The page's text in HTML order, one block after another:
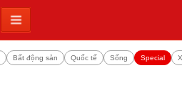
Bất động sản Quốc tế Sống Special